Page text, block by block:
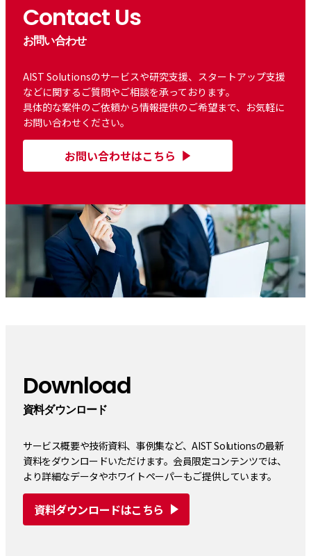
Contact Us
お問い合わせ
AIST Solutionsのサービスや研究支援、スタートアップ支援
などに関するご質問やご相談を承っております。
具体的な案件のご依頼から情報提供のご希望まで、お気軽に
お問い合わせください。
お問い合わせはこちら
Download
資料ダウンロード
サービス概要や技術資料、事例集など、AIST Solutionsの最新
資料をダウンロードいただけます。会員限定コンテンツでは、
より詳細なデータやホワイトペーパーもご提供しています。
資料ダウンロードはこちら